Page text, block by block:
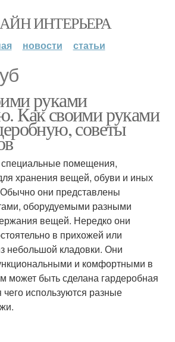
ИНТЕРЬЕРА
новости статьи
руками
Как своими руками
советы
помещения,
хранения вещей, обуви и иных
они представлены
оборудуемыми разными
вещей. Нередко они
в прихожей или
небольшой кладовки. Они
и комфортными в
может быть сделана гардеробная
используются разные